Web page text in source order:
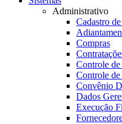
Administrativo
Cadastro
Compras
Controle de
Controle de
Convênio
Dados
Execução